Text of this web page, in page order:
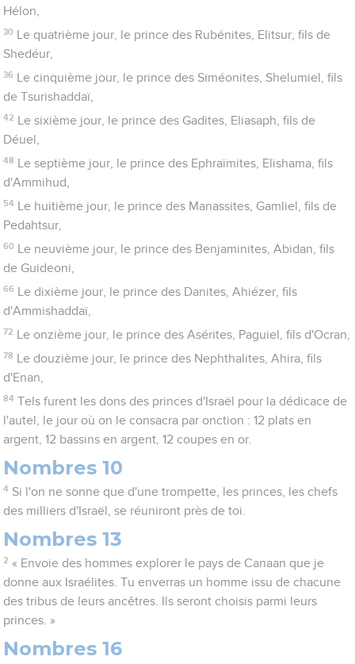
Hélon,
30
Le quatrième jour, le prince des Rubénites, Elitsur, fils de
Shedéur,
36
Le cinquième jour, le prince des Siméonites, Shelumiel, fils
de Tsurishaddaï,
42
Le sixième jour, le prince des Gadites, Eliasaph, fils de
Déuel,
48
Le septième jour, le prince des Ephraïmites, Elishama, fils
d'Ammihud,
54
Le huitième jour, le prince des Manassites, Gamliel, fils de
Pedahtsur,
60
Le neuvième jour, le prince des Benjaminites, Abidan, fils
de Guideoni,
66
Le dixième jour, le prince des Danites, Ahiézer, fils
d'Ammishaddaï,
72 Le onzième jour, le prince des Asérites, Paguiel, fils d'Ocran,
78
Le douzième jour, le prince des Nephthalites, Ahira, fils
d'Enan,
84 Tels furent les dons des princes d'Israël pour la dédicace de
l'autel, le jour où on le consacra par onction : 12 plats en
argent, 12 bassins en argent, 12 coupes en or.
Nombres 10
4 Si l'on ne sonne que d'une trompette, les princes, les chefs
des milliers d'Israël, se réuniront près de toi.
Nombres 13
2 « Envoie des hommes explorer le pays de Canaan que je
donne aux Israélites. Tu enverras un homme issu de chacune
des tribus de leurs ancêtres. Ils seront choisis parmi leurs
princes. »
Nombres 16